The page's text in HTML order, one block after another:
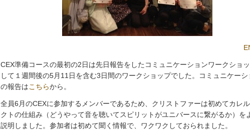
CEX準備コースの最初の2日は先日報告をしたコミュニケーションワークショ
して１週間後の5月11日を含む3日間のワークショップでした。コミュニケーシ
の報告はこちらから。
全員6月のCEXに参加するメンバーであるため、クリストファーは初めてカレ
クトの仕組み（どうやって音を聴いてスピリットがユニバースに繋がるか）を
説明しました。参加者は初めて聞く情報で、ワクワクしておられました。